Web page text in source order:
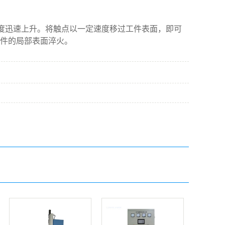
速上升。将触点以一定速度移过工件表面，即可
的局部表面淬火。